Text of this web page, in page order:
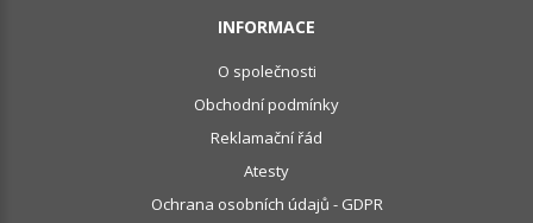
INFORMACE
O společnosti
Obchodní podmínky
Reklamační řád
Atesty
Ochrana osobních údajů - GDPR